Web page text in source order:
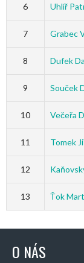
6 Uhlíř
7 Grabec
8 Dufek
9 Souček
10 Večeřa
11 Tomek
12
13 Ťok
O NÁS